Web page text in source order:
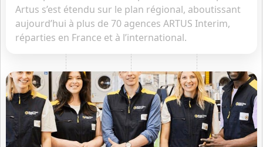
Artus s’est étendu sur le plan régional, aboutissant
aujourd’hui à plus de 70 agences ARTUS Interim,
réparties en France et à l’international.